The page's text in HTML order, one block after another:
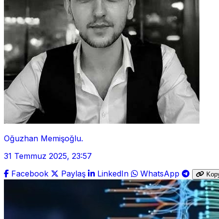
Oğuzhan Memişoğlu.
31 Temmuz 2025, 23:57
Facebook
Paylaş LinkedIn WhatsApp